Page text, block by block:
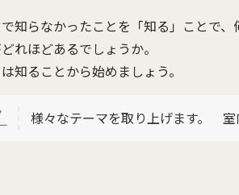
知らなかったことを「知る」ことで
れほどあるでしょうか。
知ることから始めましょう。
様々なテーマを取り上げます。 室